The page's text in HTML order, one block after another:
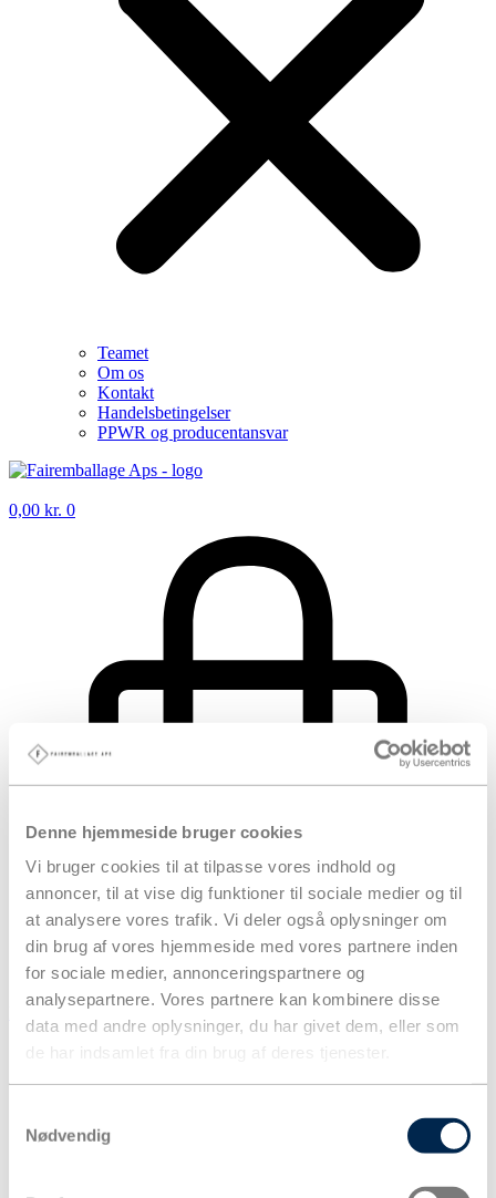
Denne hjemmeside bruger cookies
Vi bruger cookies til at tilpasse vores indhold og
annoncer, til at vise dig funktioner til sociale medier og til
at analysere vores trafik. Vi deler også oplysninger om
din brug af vores hjemmeside med vores partnere inden
for sociale medier, annonceringspartnere og
analysepartnere. Vores partnere kan kombinere disse
data med andre oplysninger, du har givet dem, eller som
de har indsamlet fra din brug af deres tjenester.
Nødvendig
Teamet
Om os
Kontakt
Handelsbetingelser
PPWR og producentansvar
0,00 kr. 0
Produkter